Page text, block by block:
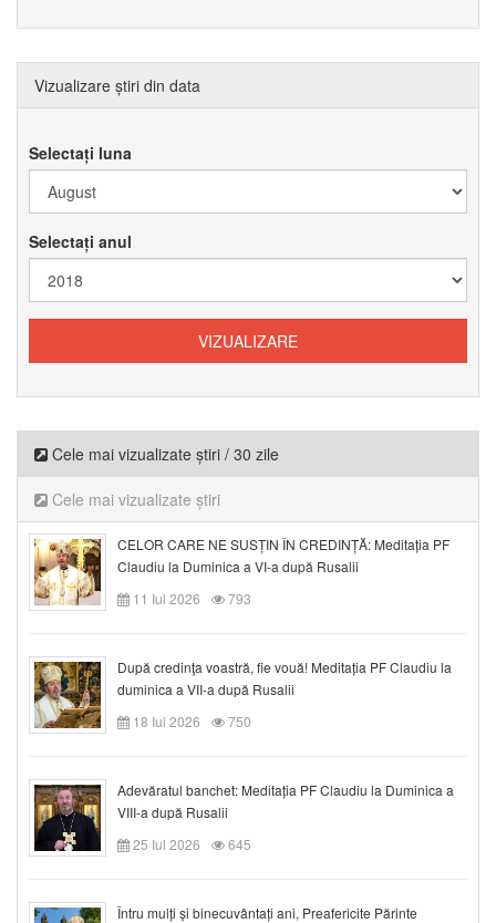
Vizualizare știri din data
Selectați luna
Selectați anul
Cele mai vizualizate știri / 30 zile
Cele mai vizualizate știri
CELOR CARE NE SUSȚIN ÎN CREDINȚĂ: Meditația PF
Claudiu la Duminica a VI-a după Rusalii
11 Iul 2026
793
După credinţa voastră, fie vouă! Meditația PF Claudiu la
duminica a VII-a după Rusalii
18 Iul 2026
750
Adevăratul banchet: Meditația PF Claudiu la Duminica a
VIII-a după Rusalii
25 Iul 2026
645
Întru mulți și binecuvântați ani, Preafericite Părinte